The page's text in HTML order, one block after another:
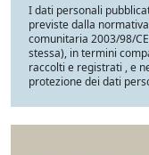
I dati personali
previste dalla
comunitaria 2003/98/
stessa), in termini
raccolti e registrati , e
protezione dei dati